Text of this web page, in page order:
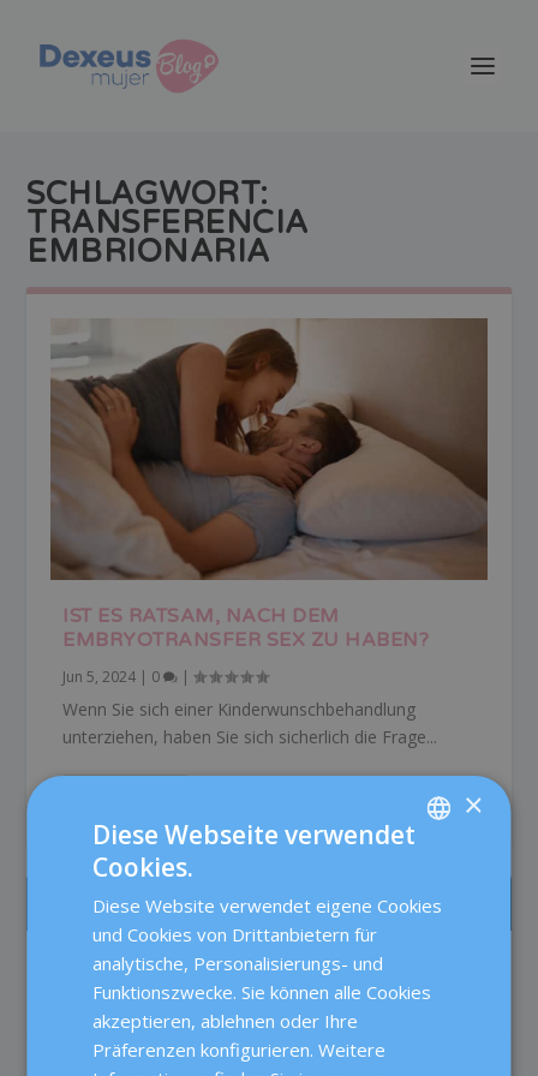
SCHLAGWORT:
TRANSFERENCIA
EMBRIONARIA
IST ES RATSAM, NACH DEM
EMBRYOTRANSFER SEX ZU HABEN?
Jun 5, 2024 | 0 |
Wenn Sie sich einer Kinderwunschbehandlung
unterziehen, haben Sie sich sicherlich die Frage...
AM MEISTEN GELESEN
Die Betreuung von Patientinnen in der
Reproduktionsmedizin bei Dexeus Mujer
Testosteron bei der IVF: Verbessert es
CATALÀ
FRENCH
×
Diese Webseite verwendet
Cookies.
Diese Website verwendet eigene Cookies
und Cookies von Drittanbietern für
analytische, Personalisierungs- und
Funktionszwecke. Sie können alle Cookies
akzeptieren, ablehnen oder Ihre
Präferenzen konfigurieren. Weitere